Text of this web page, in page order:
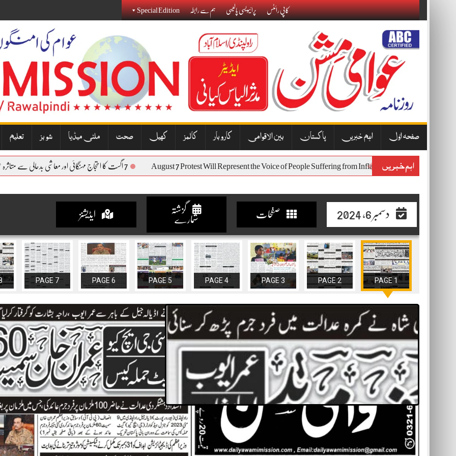
کاپی رائٹس پرائیویسی پالیسی ہم سے رابطہ Special Edition
صفحہ اوّل اہم خبریں پاکستان بین الاقوامی کاروبار کالمز کھیل صحت ملٹی میڈیا شوبز تعلیم
اہم خبریں
August 7 Protest Will Represent the Voice of People Suffering from Inflation and 7 اگست کا احتجاج مہنگائی اور معاشی بدحالی سے متاثرہ عوام کی آواز بنے گا: نذیر جنجوعہ
دسمبر 6, 2024 صفحات
گزشتہ
شمارے
ایڈیشنز
PAGE 1
PAGE 2
PAGE 3
PAGE 4
PAGE 5
PAGE 6
PAGE 7